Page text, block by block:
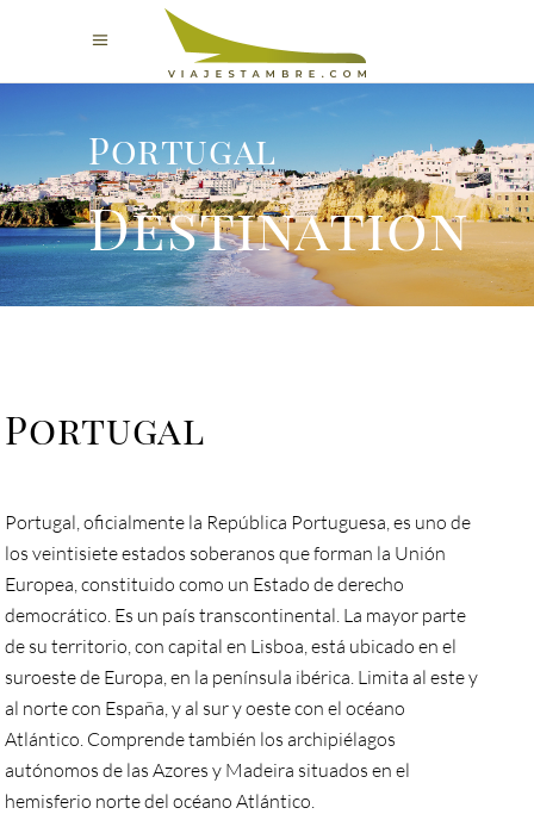
Portugal
Destination
Portugal
Portugal, oficialmente la República Portuguesa​, es uno de
los veintisiete estados soberanos que forman la Unión
Europea, constituido como un Estado de derecho
democrático. Es un país transcontinental. La mayor parte
de su territorio, con capital en Lisboa, está ubicado en el
suroeste de Europa, en la península ibérica. Limita al este y
al norte con España, y al sur y oeste con el océano
Atlántico. Comprende también los archipiélagos
autónomos de las Azores y Madeira situados en el
hemisferio norte del océano Atlántico.